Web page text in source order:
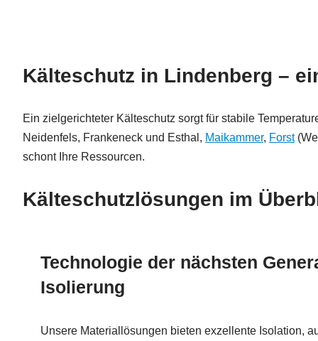
Kälteschutz in Lindenberg –
Ein zielgerichteter Kälteschutz sorgt für stabile
Neidenfels, Frankeneck und Esthal, Maikammer, Forst
schont Ihre Ressourcen.
Kälteschutzlösungen im
Technologie der nächsten
Isolierung
Unsere Materiallösungen bieten exzellente Isolation,